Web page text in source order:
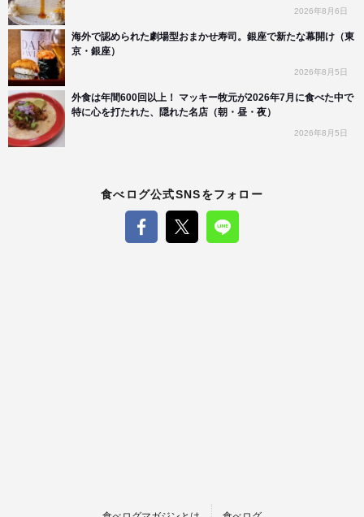
2026年8月6日
海外で認められた劇場型おまかせ寿司。銀座で新たな幕開け（東
京・銀座）
2026年8月5日
外食は年間600回以上！ マッキー牧元が2026年7月に食べた中で
特に心を打たれた、隠れた名店（朝・昼・夜）
2026年8月5日
食べログ公式SNSをフォロー